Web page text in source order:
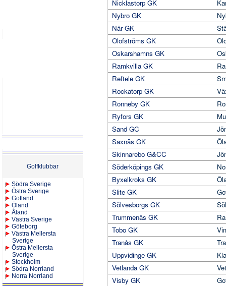
Golfklubbar
Södra Sverige
Östra Sverige
Gotland
Öland
Åland
Västra Sverige
Göteborg
Västra Mellersta
Sverige
Östra Mellersta
Sverige
Stockholm
Södra Norrland
Norra Norrland
Nicklastorp GK
Nybro GK
När GK
Olofströms GK
Oskarshamns GK
Ramkvilla GK
Reftele GK
Rockatorp GK
Ronneby GK
Ryfors GK
Sand GC
Saxnäs GK
Skinnarebo G&CC
Söderköpings GK
Byxelkroks GK
Slite GK
Sölvesborgs GK
Trummenäs GK
Tobo GK
Tranås GK
Uppvidinge GK
Vetlanda GK
Visby GK